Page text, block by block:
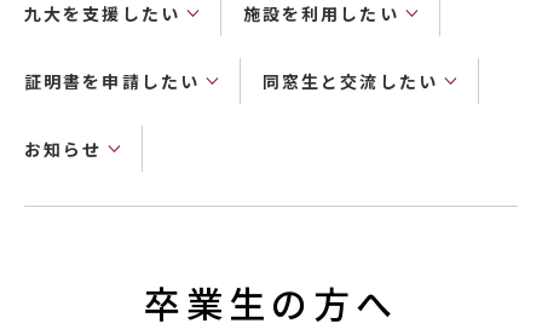
九大を支援したい 施設を利用したい
証明書を申請したい 同窓生と交流したい
お知らせ
卒業生の方へ